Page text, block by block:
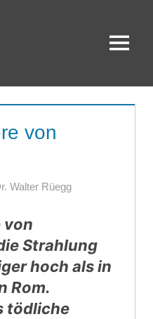
Menü
von
Walter Rüegg
von
Strahlung
hoch als in
Rom.
tödliche